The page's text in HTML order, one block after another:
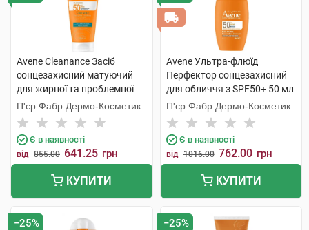
Avene Cleanance Засіб
сонцезахисний матуючий
для жирної та проблемної
шкіри SPF50+ 50 мл 1
флакон
П'єр Фабр Дермо-Косметик
Є в наявності
від 855.00 641.25 грн
КУПИТИ
Avene Ультра-флюїд
Перфектор сонцезахисний
для обличчя з SPF50+ 50 мл
1 флакон
П'єр Фабр Дермо-Косметик
Є в наявності
від 1016.00 762.00 грн
КУПИТИ
−25% −25%